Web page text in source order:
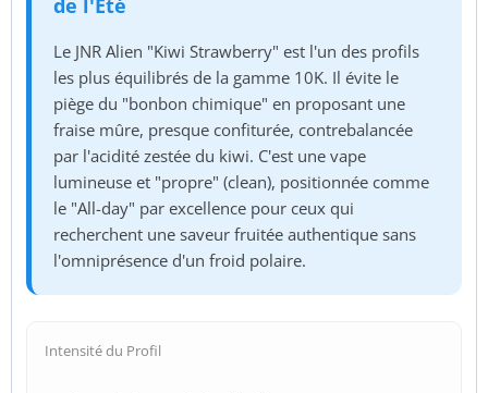
de l'Été
Le JNR Alien "Kiwi Strawberry" est l'un des profils
les plus équilibrés de la gamme 10K. Il évite le
piège du "bonbon chimique" en proposant une
fraise mûre, presque confiturée, contrebalancée
par l'acidité zestée du kiwi. C'est une vape
lumineuse et "propre" (clean), positionnée comme
le "All-day" par excellence pour ceux qui
recherchent une saveur fruitée authentique sans
l'omniprésence d'un froid polaire.
Intensité du Profil